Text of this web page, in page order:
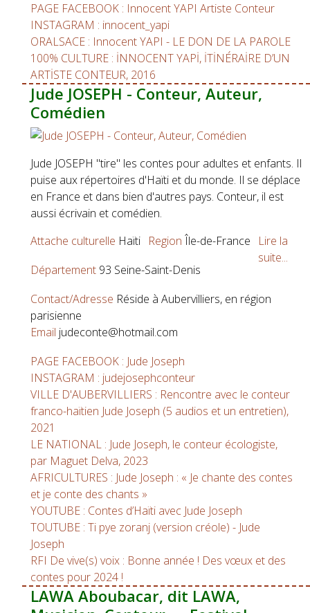
PAGE FACEBOOK : Innocent YAPI Artiste Conteur
INSTAGRAM : innocent_yapi
ORALSACE : Innocent YAPI - LE DON DE LA PAROLE
100% CULTURE : İNNOCENT YAPİ, İTİNÉRAİRE D’UN
ARTİSTE CONTEUR, 2016
Jude JOSEPH - Conteur, Auteur,
Comédien
Jude JOSEPH "tire" les contes pour adultes et enfants. Il
puise aux répertoires d'Haïti et du monde. Il se déplace
en France et dans bien d'autres pays. Conteur, il est
aussi écrivain et comédien.
Attache culturelle Haïti Region Île-de-France
Département 93 Seine-Saint-Denis
Contact/Adresse Réside à Aubervilliers, en région
parisienne
Email judeconte@hotmail.com
PAGE FACEBOOK : Jude Joseph
INSTAGRAM : judejosephconteur
VILLE D'AUBERVILLIERS : Rencontre avec le conteur
franco-haïtien Jude Joseph (5 audios et un entretien),
2021
LE NATIONAL : Jude Joseph, le conteur écologiste,
par Maguet Delva, 2023
AFRICULTURES : Jude Joseph : « Je chante des contes
et je conte des chants »
YOUTUBE : Contes d’Haïti avec Jude Joseph
TOUTUBE : Ti pye zoranj (version créole) - Jude
Joseph
RFI De vive(s) voix : Bonne année ! Des vœux et des
contes pour 2024 !
Lire la
suite...
LAWA Aboubacar, dit LAWA,